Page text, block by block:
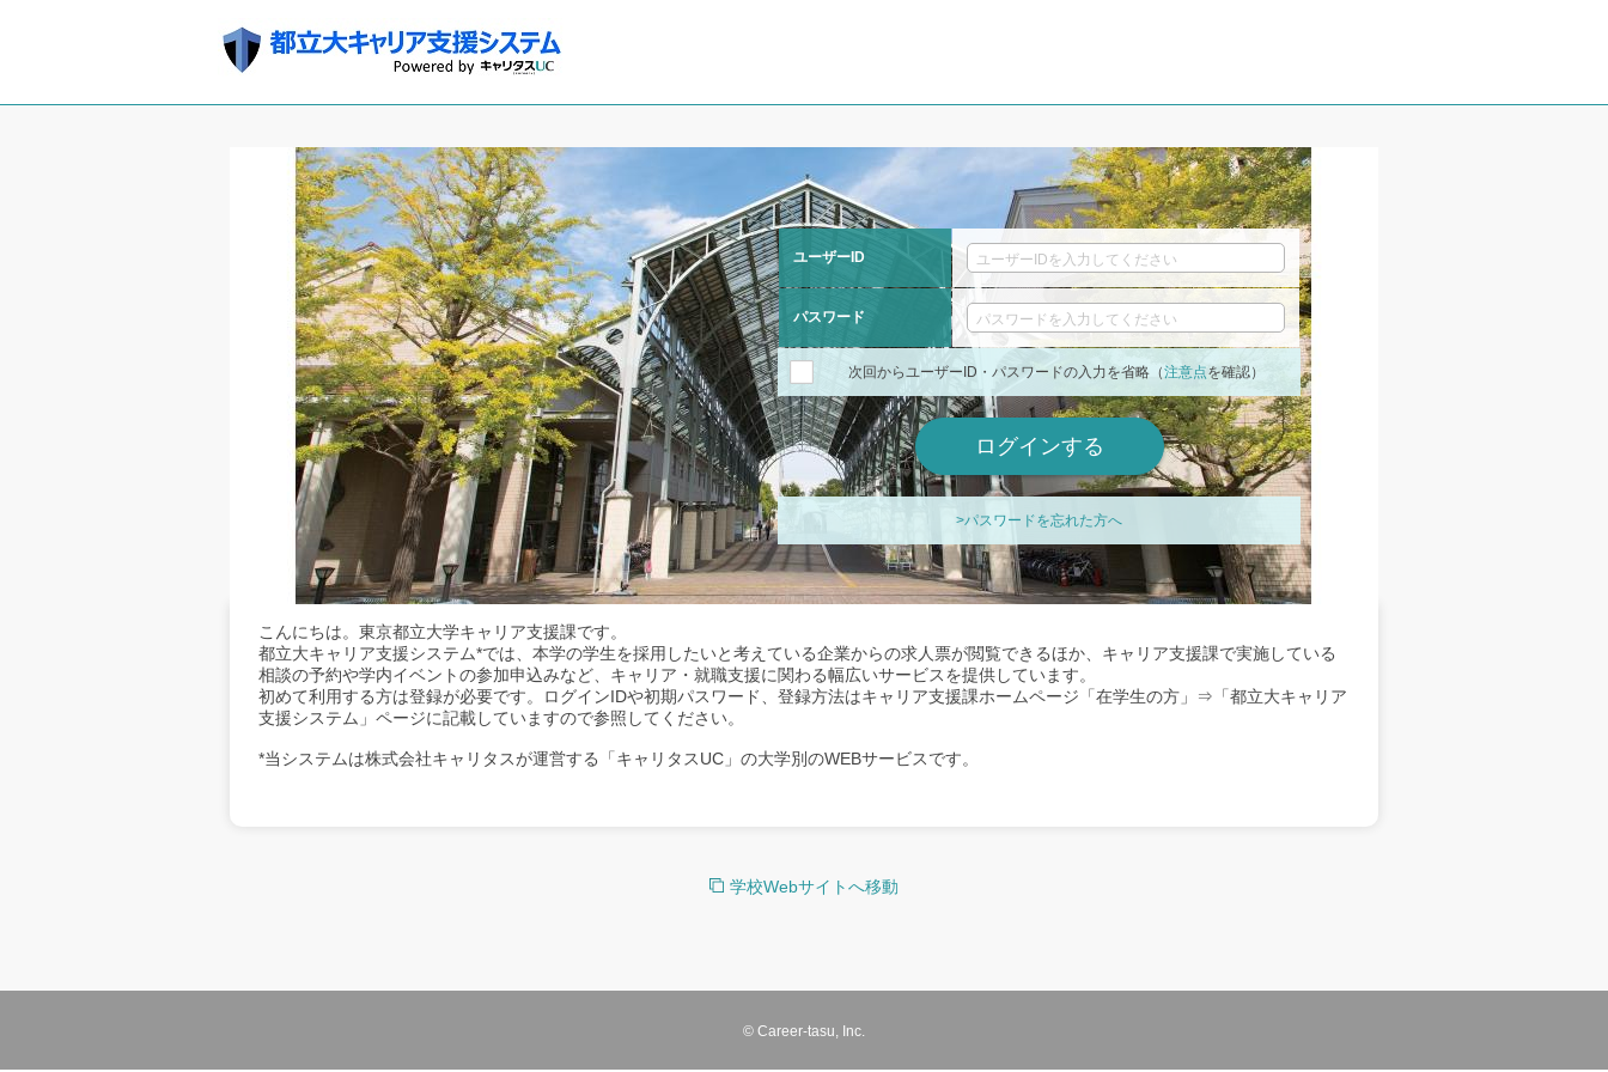
ユーザーID
パスワード
次回からユーザーID・パスワードの入力を省略（注意点を確認）
>パスワードを忘れた方へ
こんにちは。東京都立大学キャリア支援課です。
都立大キャリア支援システム*では、本学の学生を採用したいと考えている企業からの求人票が閲覧できるほか、キャリア支援課で実施している
相談の予約や学内イベントの参加申込みなど、キャリア・就職支援に関わる幅広いサービスを提供しています。
初めて利用する方は登録が必要です。ログインIDや初期パスワード、登録方法はキャリア支援課ホームページ「在学生の方」⇒「都立大キャリア
支援システム」ページに記載していますので参照してください。
*当システムは株式会社キャリタスが運営する「キャリタスUC」の大学別のWEBサービスです。
学校Webサイトへ移動
© Career-tasu, Inc.